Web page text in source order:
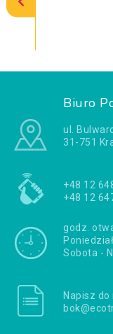
Biuro
ul.
31-751
+48 12
+48 12
godz.
Sobota -
Napisz do